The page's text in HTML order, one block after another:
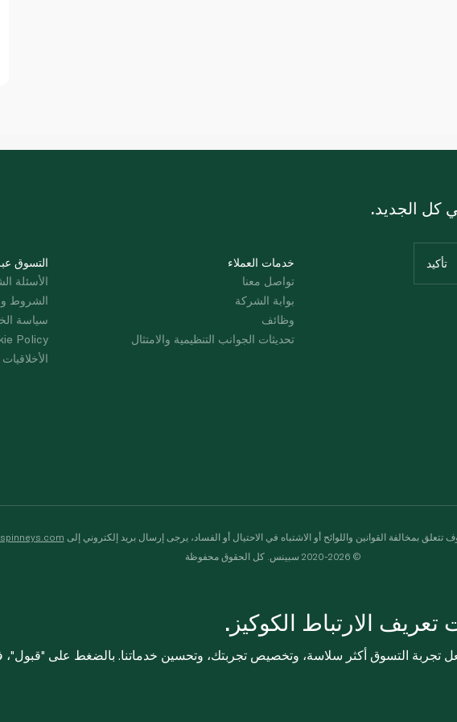
التسوق
الأسئلة
الشروط
سياسة
Policy
خدمات العملاء
تواصل معنا
بوابة الشركة
وظائف
تحديثات الجوانب التنظيمية والامتثال
كل الجديد.
بمخالفة القوانين واللوائح أو الاشتباه في الاحتيال أو الفساد، يرجى إرسال بريد إلكتروني إلى
© 2020-2026 سبينس. كل الحقوق محفوظة
الارتباط الكوكيز.
تجربة التسوق أكثر سلاسة، وتخصيص تجربتك، وتحسين خدماتنا. بالضغط على "قبول"،